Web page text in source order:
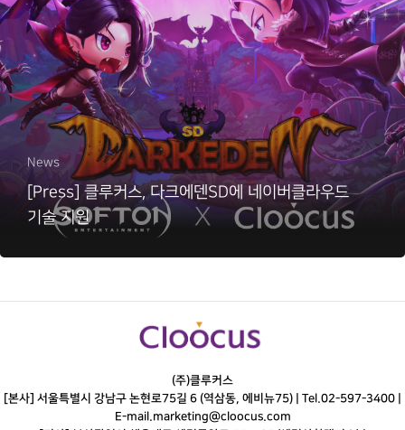
News
[Press] 클루커스, 다크에덴SD에 네이버클라우드
기술 지원
(주)클루커스
[본사] 서울특별시 강남구 논현로75길 6 (역삼동, 에비뉴75) | Tel.02-597-3400
E-mail. marketing@cloocus.com